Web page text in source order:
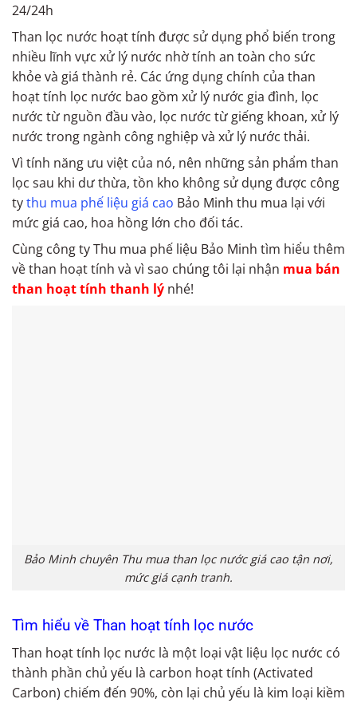
24/24h
Than lọc nước hoạt tính được sử dụng phổ biến trong
nhiều lĩnh vực xử lý nước nhờ tính an toàn cho sức
khỏe và giá thành rẻ. Các ứng dụng chính của than
hoạt tính lọc nước bao gồm xử lý nước gia đình, lọc
nước từ nguồn đầu vào, lọc nước từ giếng khoan, xử lý
nước trong ngành công nghiệp và xử lý nước thải.
Vì tính năng ưu việt của nó, nên những sản phẩm than
lọc sau khi dư thừa, tồn kho không sử dụng được công
tythu mua phế liệu giá cao Bảo Minh thu mua lại với
mức giá cao, hoa hồng lớn cho đối tác.
Cùng công ty Thu mua phế liệu Bảo Minh tìm hiểu thêm
về than hoạt tính và vì sao chúng tôi lại nhận mua bán
than hoạt tính thanh lý nhé!
Bảo Minh chuyên Thu mua than lọc nước giá cao tận nơi,
mức giá cạnh tranh.
Tìm hiểu về Than hoạt tính lọc nước
Than hoạt tính lọc nước là một loại vật liệu lọc nước có
thành phần chủ yếu là carbon hoạt tính (Activated
Carbon) chiếm đến 90%, còn lại chủ yếu là kim loại kiềm